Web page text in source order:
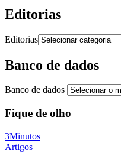
Editorias
Editorias
Banco de dados
Banco de dados
Fique de olho
3Minutos
Artigos